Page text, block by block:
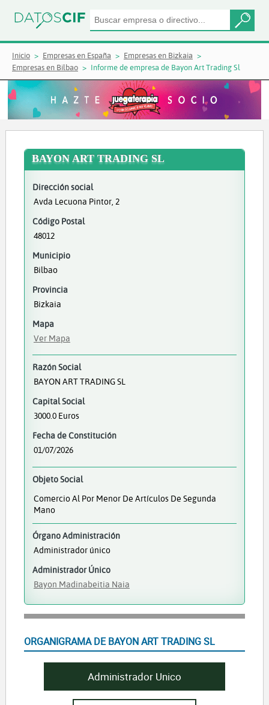
Inicio Empresas en España
Empresas en Bizkaia
Empresas en Bilbao
Informe de empresa de Bayon Art Trading Sl
BAYON ART TRADING SL
Dirección social
Avda Lecuona Pintor, 2
Código Postal
48012
Municipio
Bilbao
Provincia
Bizkaia
Mapa
Ver Mapa
Razón Social
BAYON ART TRADING SL
Capital Social
3000.0 Euros
Fecha de Constitución
01/07/2026
Objeto Social
Comercio Al Por Menor De Artículos De Segunda
Mano
Órgano Administración
Administrador único
Administrador Único
Bayon Madinabeitia Naia
ORGANIGRAMA DE BAYON ART TRADING SL
Administrador Unico